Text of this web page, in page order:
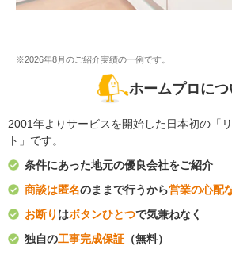
※2026年8月のご紹介実績の一例です。
ホームプロにつ
2001年よりサービスを開始した日本初の「
ト」です。
条件にあった地元の優良会社をご紹介
商談は匿名のままで行うから営業の心配
お断り はボタンひとつで気兼ねなく
独自の工事完成保証 （無料）